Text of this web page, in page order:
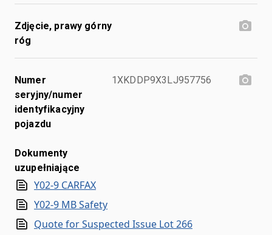
Zdjęcie, prawy górny
róg
Numer
seryjny/numer
identyfikacyjny
pojazdu
1XKDDP9X3LJ957756
Dokumenty
uzupełniające
Y02-9 CARFAX
Y02-9 MB Safety
Quote for Suspected Issue Lot 266